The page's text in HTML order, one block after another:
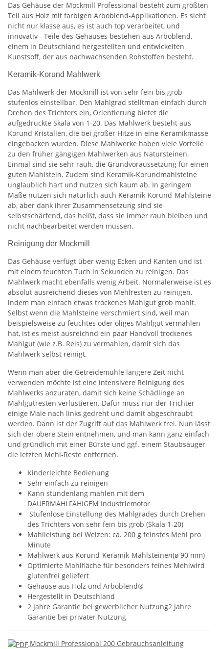
Das Gehäuse der Mockmill Professional besteht zum größten
Teil aus Holz mit farbigen Arboblend-Applikationen. Es sieht
nicht nur klasse aus, es ist auch top verarbeitet, und
innovativ - Teile des Gehäuses bestehen aus Arboblend,
einem in Deutschland hergestellten und entwickelten
Kunstsoff, der aus nachwachsenden Rohstoffen besteht.
Keramik-Korund Mahlwerk
Das Mahlwerk der Mockmill ist von sehr fein bis grob
stufenlos einstellbar. Den Mahlgrad stelltman einfach durch
Drehen des Trichters ein, Orientierung bietet die
aufgedruckte Skala von 1-20. Das Mahlwerk besteht aus
Korund Kristallen, die bei großer Hitze in eine Keramikmasse
eingebacken wurden. Diese Mahlwerke haben viele Vorteile
zu den früher gängigen Mahlwerken aus Natursteinen.
Einmal sind sie sehr rauh, die Grundvoraussetzung für einen
guten Mahlstein. Zudem sind Keramik-Korundmahlsteine
unglaublich hart und nutzen sich kaum ab. In geringem
Maße nutzen sich natürlich auch Keramik-Korund-Mahlsteine
ab, aber dank ihrer Zusammensetzung sind sie
selbstschärfend, das heißt, dass sie immer rauh bleiben und
nicht nachbearbeitet werden müssen.
Reinigung der Mockmill
Das Gehäuse verfügt über wenig Ecken und Kanten und ist
mit einem feuchten Tuch in Sekunden zu reinigen. Das
Mahlwerk macht ebenfalls wenig Arbeit. Normalerweise ist es
absolut ausreichend dieses von Mehlresten zu reinigen,
indem man einfach etwas trockenes Mahlgut grob mahlt.
Selbst wenn die Mahlsteine verschmiert sind, weil man
beispielsweise zu feuchtes oder öliges Mahlgut vermahlen
hat, ist es meist ausreichnd ein paar Handvoll trockenes
Mahlgut (wie z.B. Reis) zu vermahlen, damit sich das
Mahlwerk selbst reinigt.
Wenn man aber die Getreidemühle längere Zeit nicht
verwenden möchte ist eine intensivere Reinigung des
Mahlwerks anzuraten, damit sich keine Schädlinge an
Mahlgutresten verlustieren. Dafür muss nur der Trichter
einige Male nach links gedreht und damit abgeschraubt
werden. Dann ist der Zugriff auf das Mahlwerk frei. Nun lässt
sich der obere Stein entnehmen, und man kann ganz einfach
und gründlich mit einer Bürste und ggf. einem Staubsauger
die letzten Mehl-Reste entfernen.
Kinderleichte Bedienung
Sehr einfach zu reinigen
Kann stundenlang mahlen mit dem
DAUERMAHLFÄHIGEM Industriemotor
Stufenlose Einstellung des Mahlgrades durch Drehen
des Trichters von sehr fein bis grob (Skala 1-20)
Mahlleistung bei Weizen: ca. 200 g feinstes Mehl pro
Minute
Mahlwerk aus Korund-Keramik-Mahlsteinen(ø 90 mm)
Optimierte Mahlfläche für besonders feines Mehlwird
glutenfrei geliefert
Gehäuse aus Holz und Arboblend®
Hergestellt in Deutschland
2 Jahre Garantie bei gewerblicher Nutzung2 Jahre
Garantie bei privater Nutzung
Mockmill Professional 200 Gebrauchsanleitung